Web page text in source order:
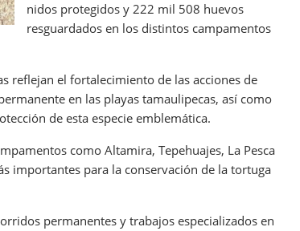
nidos protegidos y 222 mil 508 huevos
resguardados en los distintos campamentos
reflejan el fortalecimiento de las acciones de
en las playas tamaulipecas, así como
de esta especie emblemática.
como Altamira, Tepehuajes, La Pesca
importantes para la conservación de la tortuga
permanentes y trabajos especializados en